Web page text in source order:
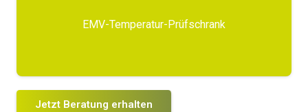
EMV-Temperatur-Prüfschrank
Jetzt Beratung erhalten